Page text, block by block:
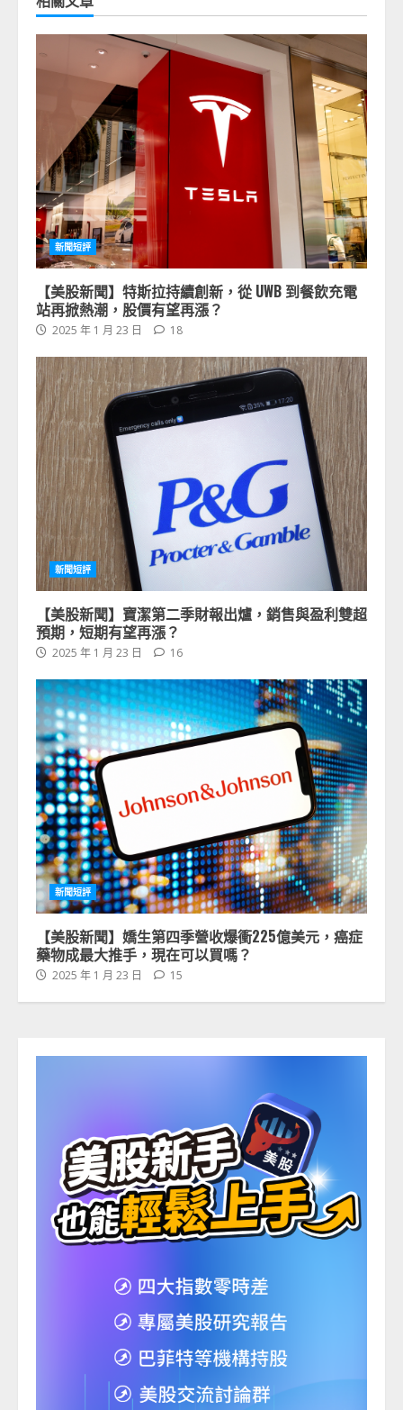
新聞短評
【美股新聞】特斯拉持續創新，從 UWB 到餐飲充電
站再掀熱潮，股價有望再漲？
2025 年 1 月 23 日 18
新聞短評
【美股新聞】寶潔第二季財報出爐，銷售與盈利雙超
預期，短期有望再漲？
2025 年 1 月 23 日 16
新聞短評
【美股新聞】嬌生第四季營收爆衝225億美元，癌症
藥物成最大推手，現在可以買嗎？
2025 年 1 月 23 日 15